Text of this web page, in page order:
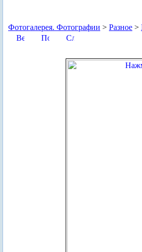
Фотогалерея. Фотографии > Разное >